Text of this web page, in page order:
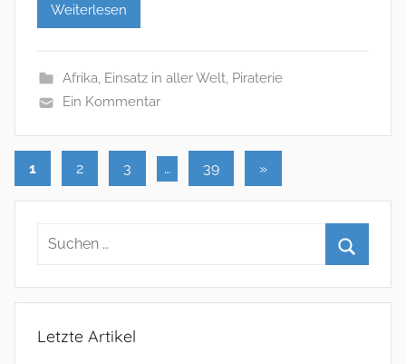
Weiterlesen
Afrika, Einsatz in aller Welt, Piraterie
Ein Kommentar
Seitennummerierung
Beiträge
1 2 3 … 39
Nächste
»
Letzte Artikel